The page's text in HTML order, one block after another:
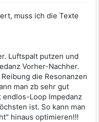
muss ich die Texte
Luftspalt putzen und
Vorher-Nachher.
die Resonanzen
man zb sehr gut
endlos-Loop Impedanz
ist. So kann man
hinaus optimieren!!!